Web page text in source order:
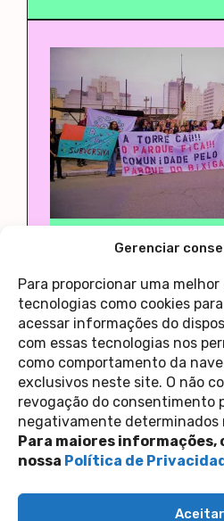
Gerenciar
Para proporcionar uma
tecnologias como cookies
acessar informações do
com essas tecnologias nos
como comportamento da
exclusivos neste site. O não
revogação do consentimento
negativamente determinados
Para maiores informações,
nossa Política de
Aceitar
Parque do Rio
audiência na
28 de maio de 2022
1 2 3
Contato
Política de
Perguntas
copyright
siga-nos nas redes